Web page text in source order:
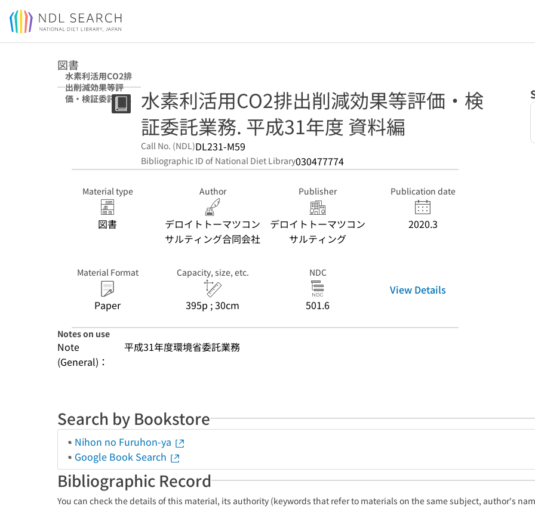
Jump to main content
図書
水素利活用CO2排
出削減効果等評
価・検証委託業務
平成31年度 資料
水素利活用CO2排出削減効果等評価・検
証委託業務. 平成31年度 資料編
Call No. (NDL)DL231-M59
Bibliographic ID of National Diet Library030477774
Material type
図書
Author
デロイトトーマツコン
サルティング合同会社
Publisher
デロイトトーマツコン
サルティング
Publication date
2020.3
Material Format
Paper
Capacity, size, etc.
395p ; 30cm
NDC
501.6
View Details
Notes on use
Note
(General)：
平成31年度環境省委託業務
Search by Bookstore
Nihon no Furuhon-ya
Google Book Search
Bibliographic Record
You can check the details of this material, its authority (keywords that refer to materials on the same subject, author's